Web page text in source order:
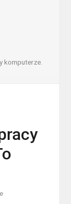
komputerze.